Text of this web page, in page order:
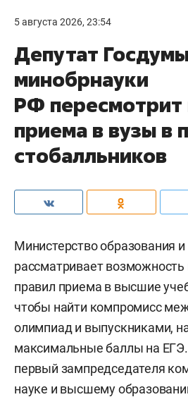
5 августа 2026, 23:54
Депутат
минобрнауки
РФ пересмотрит
приема в вузы в
стобалльников
Министерство образования
рассматривает возможность
правил приема в высшие
чтобы найти компромисс
олимпиад и выпускниками,
максимальные баллы на
первый зампредседателя
науке и высшему